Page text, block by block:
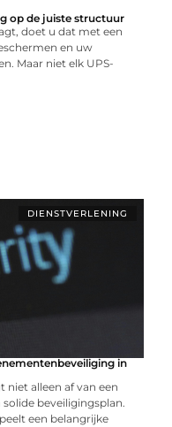
op de juiste structuur
doet u dat met een
en uw
Maar niet elk UPS-
DIENSTVERLENING
in
niet alleen af van een
beveiligingsplan.
een belangrijke